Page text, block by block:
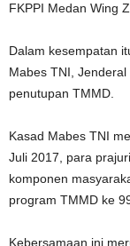
FKPPI Medan Wing
Dalam kesempatan
Mabes TNI,
penutupan TMMD.
Kasad Mabes TNI
Juli 2017, para
komponen
program TMMD ke
Kebersamaan ini